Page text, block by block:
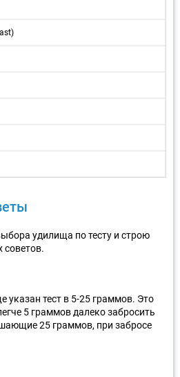
удилища по тесту и строю
советов.
указан тест в 5-25 граммов. Это
5 граммов далеко забросить
25 граммов, при забросе